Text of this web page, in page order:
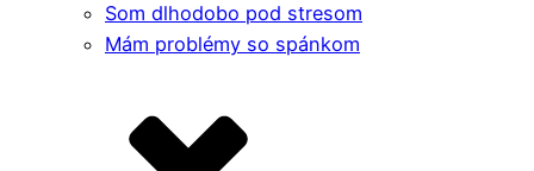
Som dlhodobo pod stresom
Mám problémy so spánkom